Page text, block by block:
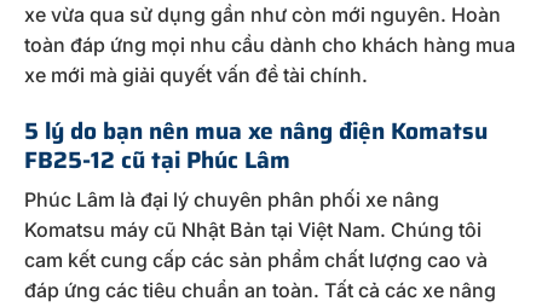
xe vừa qua sử dụng gần như còn mới nguyên. Hoàn
toàn đáp ứng mọi nhu cầu dành cho khách hàng mua
xe mới mà giải quyết vấn đề tài chính.
5 lý do bạn nên mua xe nâng điện Komatsu
FB25-12 cũ tại Phúc Lâm
Phúc Lâm là đại lý chuyên phân phối xe nâng
Komatsu máy cũ Nhật Bản tại Việt Nam. Chúng tôi
cam kết cung cấp các sản phẩm chất lượng cao và
đáp ứng các tiêu chuẩn an toàn. Tất cả các xe nâng